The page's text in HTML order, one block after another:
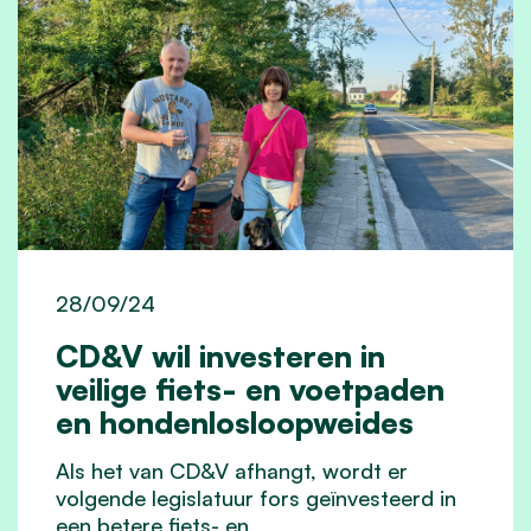
CD&V wil investeren in
veilige fiets- en voetpaden
en hondenlosloopweides
28/09/24
Als het van CD&V afhangt, wordt er
volgende legislatuur fors geïnvesteerd in
een betere fiets- en